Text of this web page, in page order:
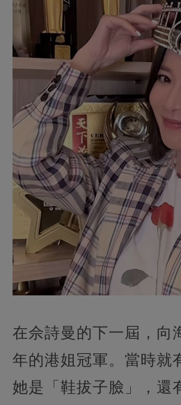
在佘詩曼的下一屆，向
年的港姐冠軍。當時就
她是「鞋拔子臉」，還